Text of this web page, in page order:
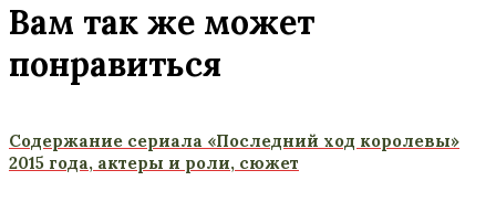
Вам так же может
понравиться
Содержание сериала «Последний ход королевы»
2015 года, актеры и роли, сюжет